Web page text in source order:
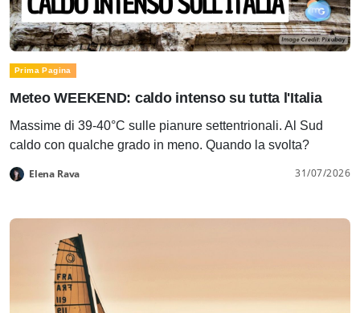
Prima Pagina
Meteo WEEKEND: caldo intenso su tutta l'Italia
Massime di 39-40°C sulle pianure settentrionali. Al Sud
caldo con qualche grado in meno. Quando la svolta?
Elena Rava 31/07/2026